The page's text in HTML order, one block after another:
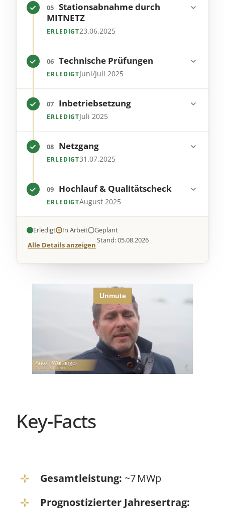
Schritt 5 von 9,
05 Stationsabnahme durch
MITNETZ
ERLEDIGT23.06.2025
Schritt 6 von 9,
06 Technische Prüfungen
ERLEDIGTJuni/Juli 2025
Schritt 7 von 9,
07 Inbetriebsetzung
ERLEDIGTJuli 2025
Schritt 8 von 9,
08 Netzgang
ERLEDIGT31.07.2025
Schritt 9 von 9,
09 Hochlauf & Qualitätscheck
ERLEDIGTAugust 2025
Erledigt In Arbeit
Geplant
Alle Details anzeigen
Stand: 05.08.2026
Key-Facts
Gesamtleistung: ~7 MWp
Prognostizierter Jahresertrag: